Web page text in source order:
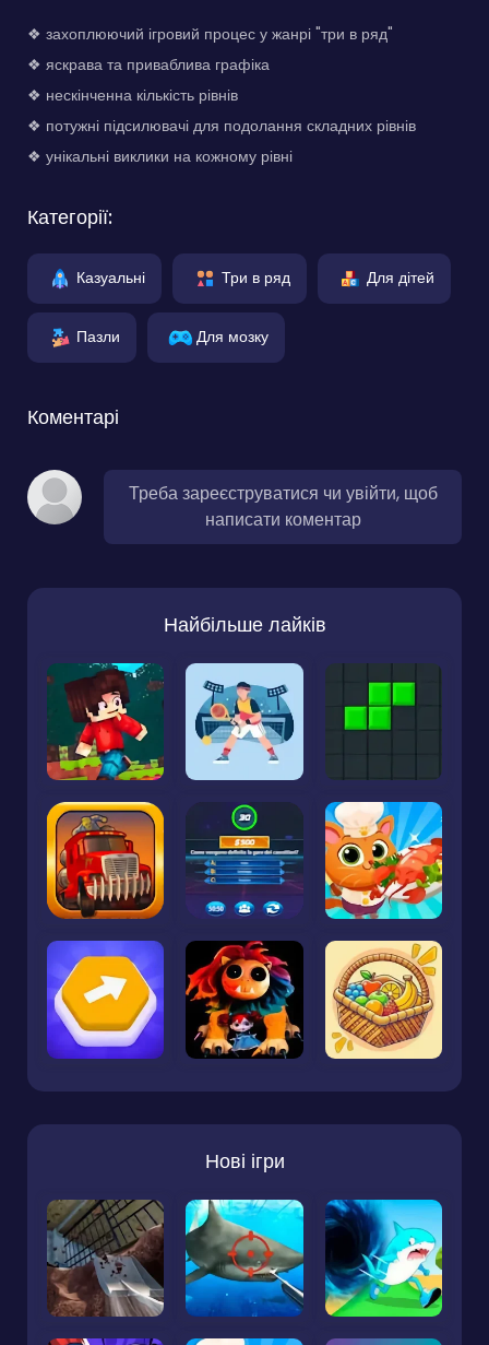
❖ захоплюючий ігровий процес у жанрі "три в ряд"
❖ яскрава та приваблива графіка
❖ нескінченна кількість рівнів
❖ потужні підсилювачі для подолання складних рівнів
❖ унікальні виклики на кожному рівні
Категорії:
Казуальні Три в ряд Для дітей
Пазли Для мозку
Коментарі
Треба зареєструватися чи увійти, щоб
написати коментар
Найбільше лайків
Нові ігри